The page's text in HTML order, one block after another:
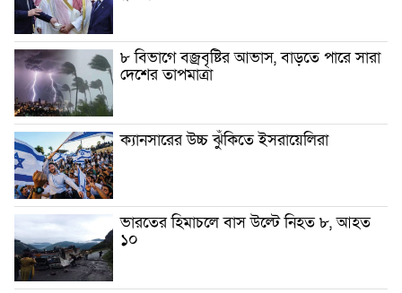
৮ বিভাগে বজ্রবৃষ্টির আভাস, বাড়তে পারে সারা
দেশের তাপমাত্রা
ক্যানসারের উচ্চ ঝুঁকিতে ইসরায়েলিরা
ভারতের হিমাচলে বাস উল্টে নিহত ৮, আহত
১০